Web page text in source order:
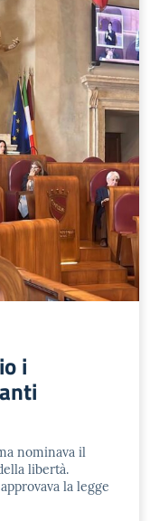
i
nominava il
libertà.
la legge